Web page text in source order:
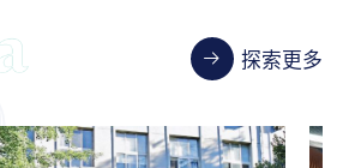
探索更多